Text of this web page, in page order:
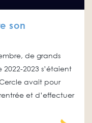
son
de grands
2023 s’étaient
avait pour
et d’effectuer